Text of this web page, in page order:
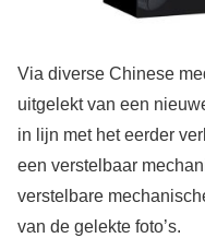
Via diverse Chinese
uitgelekt van een
in lijn met het eerder
een verstelbaar
verstelbare
van de gelekte foto’s.